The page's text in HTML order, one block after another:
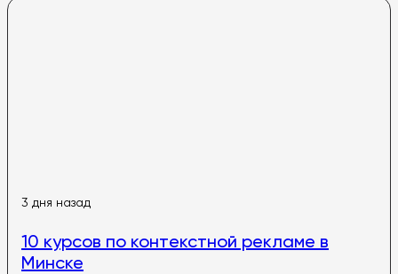
3 дня назад
10 курсов по контекстной рекламе в
Минске